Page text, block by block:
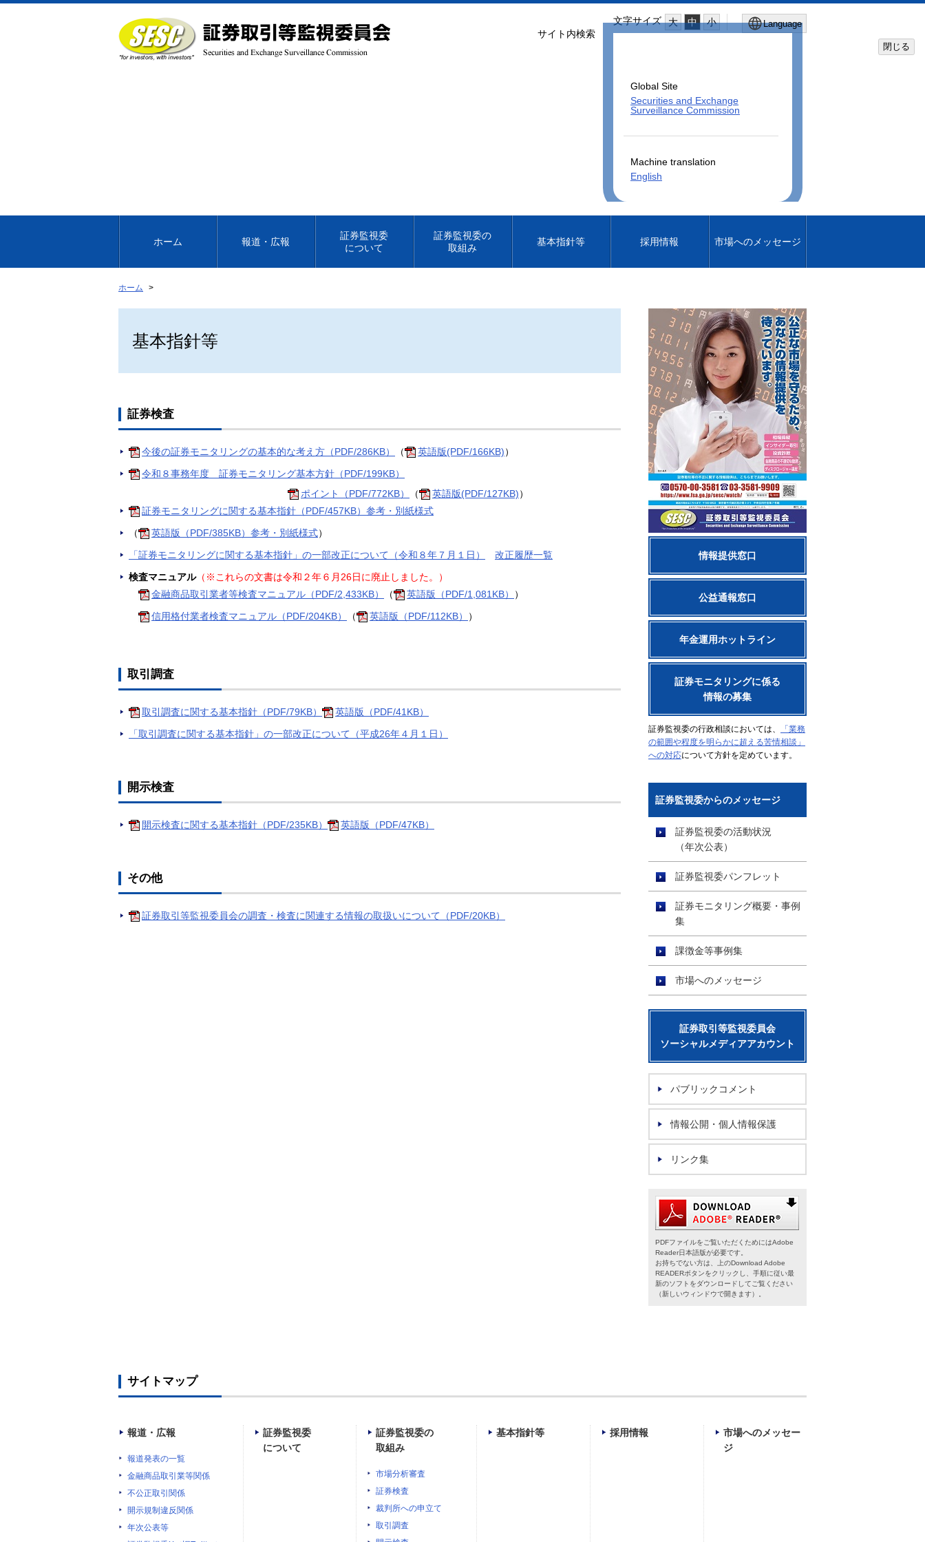
文
へ
移
文字サイズ 大 中 小 Language
Global Site
Securities and Exchange
Surveillance Commission
Machine translation
English
閉じる
サイト内検索
ホーム 報道・広報
証券監視委
について
証券監視委の
取組み
基本指針等 採用情報 市場へのメッセージ
ホーム
基本指針等
証券検査
今後の証券モニタリングの基本的な考え方（PDF/286KB） （ 英語版(PDF/166KB)）
令和８事務年度 証券モニタリング基本方針（PDF/199KB）
ポイント（PDF/772KB）
（ 英語版(PDF/127KB)）
証券モニタリングに関する基本指針（PDF/457KB） 参考・別紙様式
（
英語版（PDF/385KB） 参考・別紙様式）
「証券モニタリングに関する基本指針」の一部改正について（令和８年７月１日）
改正履歴一覧
検査マニュアル（※これらの文書は令和２年６月26日に廃止しました。）
金融商品取引業者等検査マニュアル（PDF/2,433KB）
（ 英語版（PDF/1,081KB）
）
信用格付業者検査マニュアル（PDF/204KB）
（ 英語版（PDF/112KB） ）
取引調査
取引調査に関する基本指針（PDF/79KB）
英語版（PDF/41KB）
「取引調査に関する基本指針」の一部改正について（平成26年４月１日）
開示検査
開示検査に関する基本指針（PDF/235KB） 英語版（PDF/47KB）
その他
証券取引等監視委員会の調査・検査に関連する情報の取扱いについて（PDF/20KB）
情報提供窓口
公益通報窓口
年金運用ホットライン
証券モニタリングに係る
情報の募集
証券監視委の行政相談においては、
「業務
の範囲や程度を明らかに超える苦情相談」
への対応について方針を定めています。
証券監視委からのメッセージ
証券監視委の活動状況
（年次公表）
証券監視委パンフレット
証券モニタリング概要・事例
集
課徴金等事例集
市場へのメッセージ
証券取引等監視委員会
ソーシャルメディアアカウント
パブリックコメント
情報公開・個人情報保護
リンク集
PDFファイルをご覧いただくためにはAdobe
Reader日本語版が必要です。
お持ちでない方は、上のDownload Adobe
READERボタンをクリックし、手順に従い最
新のソフトをダウンロードしてご覧ください
（新しいウィンドウで開きます）。
サイトマップ
報道・広報
報道発表の一覧
金融商品取引業等関係
不公正取引関係
開示規制違反関係
年次公表等
証券監視委
について
証券監視委の
取組み
市場分析審査
証券検査
裁判所への申立て
取引調査
基本指針等 採用情報
市場へのメッセー
ジ